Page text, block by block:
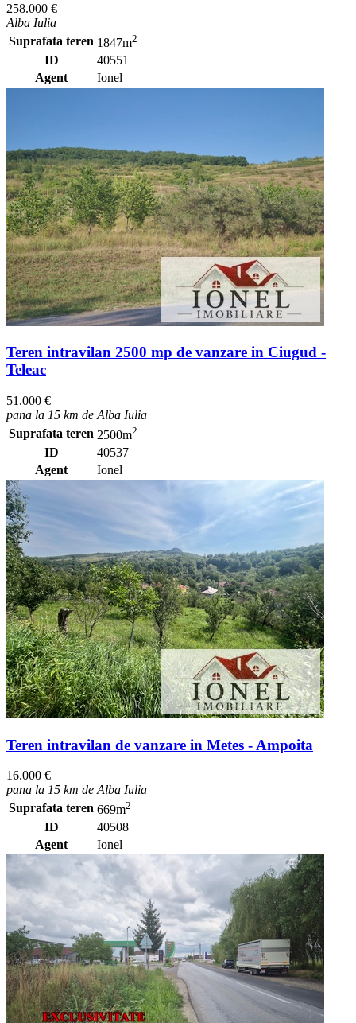
258.000 €
Alba Iulia
Suprafata teren 1847m2
ID
40551
Agent
Ionel
Teren intravilan 2500 mp de vanzare in Ciugud -
Teleac
51.000 €
pana la 15 km de Alba Iulia
Suprafata teren 2500m2
ID
40537
Agent
Ionel
Teren intravilan de vanzare in Metes - Ampoita
16.000 €
pana la 15 km de Alba Iulia
Suprafata teren 669m2
ID
40508
Agent
Ionel